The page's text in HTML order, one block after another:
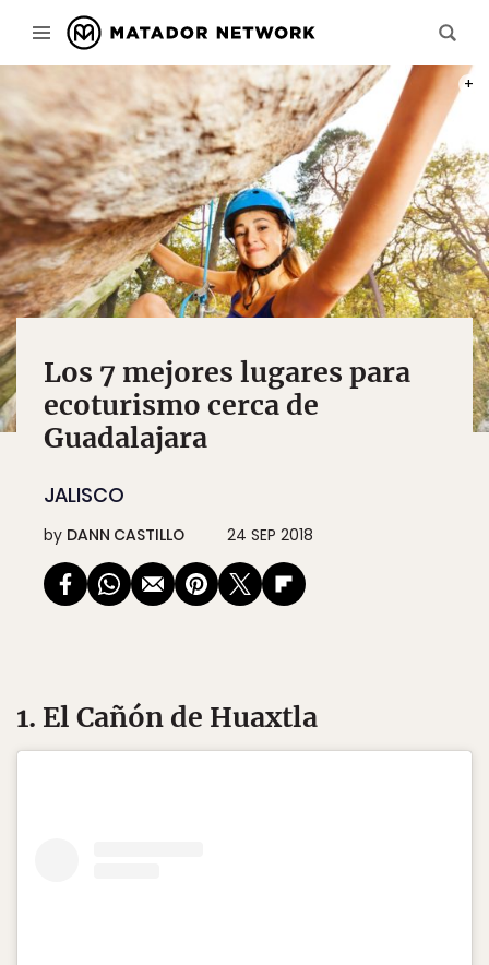
Los 7 mejores lugares para
ecoturismo cerca de
Guadalajara
JALISCO
by DANN CASTILLO 24 SEP 2018
1. El Cañón de Huaxtla